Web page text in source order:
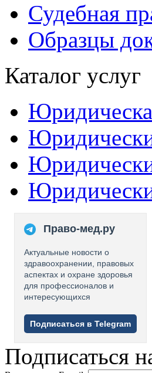
Судебная
Образцы
Каталог услуг
Право-мед.ру
Актуальные новости о
здравоохранении, правовых
аспектах и охране здоровья
для профессионалов и
интересующихся
Подписаться в Telegram
Подписаться